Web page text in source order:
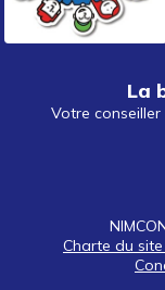
La
Votre
Charte du